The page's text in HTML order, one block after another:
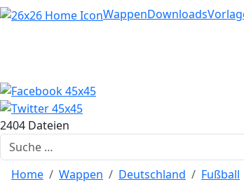
Home
WappenDownloads
2404 Dateien
Suchen
Home Wappen Deutschland Fußball